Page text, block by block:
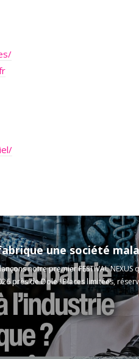
notre premier FESTIVAL
près de Dole ! Places limitées,